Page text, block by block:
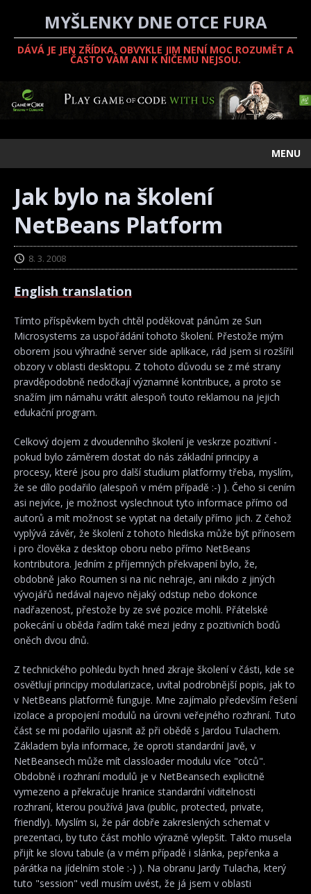
MYŠLENKY DNE OTCE FURA
DÁVÁ JE JEN ZŘÍDKA, OBVYKLE JIM NENÍ MOC ROZUMĚT A
ČASTO VÁM ANI K NIČEMU NEJSOU.
MENU
Jak bylo na školení
NetBeans Platform
8. 3. 2008
English translation
Tímto příspěvkem bych chtěl poděkovat pánům ze Sun
Microsystems za uspořádání tohoto školení. Přestože mým
oborem jsou výhradně server side aplikace, rád jsem si rozšířil
obzory v oblasti desktopu. Z tohoto důvodu se z mé strany
pravděpodobně nedočkají významné kontribuce, a proto se
snažím jim námahu vrátit alespoň touto reklamou na jejich
edukační program.
Celkový dojem z dvoudenního školení je veskrze pozitivní -
pokud bylo záměrem dostat do nás základní principy a
procesy, které jsou pro další studium platformy třeba, myslím,
že se dílo podařilo (alespoň v mém případě :-) ). Čeho si cením
asi nejvíce, je možnost vyslechnout tyto informace přímo od
autorů a mít možnost se vyptat na detaily přímo jich. Z čehož
vyplývá závěr, že školení z tohoto hlediska může být přínosem
i pro člověka z desktop oboru nebo přímo NetBeans
kontributora. Jedním z příjemných překvapení bylo, že,
obdobně jako Roumen si na nic nehraje, ani nikdo z jiných
vývojářů nedával najevo nějaký odstup nebo dokonce
nadřazenost, přestože by ze své pozice mohli. Přátelské
pokecání u oběda řadím také mezi jedny z pozitivních bodů
oněch dvou dnů.
Z technického pohledu bych hned zkraje školení v části, kde se
osvětlují principy modularizace, uvítal podrobnější popis, jak to
v NetBeans platformě funguje. Mne zajímalo především řešení
izolace a propojení modulů na úrovni veřejného rozhraní. Tuto
část se mi podařilo ujasnit až při obědě s Jardou Tulachem.
Základem byla informace, že oproti standardní Javě, v
NetBeansech může mít classloader modulu více "otců".
Obdobně i rozhraní modulů je v NetBeansech explicitně
vymezeno a překračuje hranice standardní viditelnosti
rozhraní, kterou používá Java (public, protected, private,
friendly). Myslím si, že pár dobře zakreslených schemat v
prezentaci, by tuto část mohlo výrazně vylepšit. Takto musela
přijít ke slovu tabule (a v mém případě i slánka, pepřenka a
párátka na jídelním stole :-) ). Na obranu Jardy Tulacha, který
tuto "session" vedl musím uvést, že já jsem v oblasti